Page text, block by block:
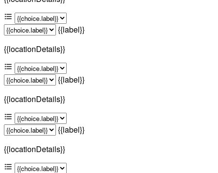
{{label}}
{{locationDetails}}
{{label}}
{{locationDetails}}
{{label}}
{{locationDetails}}